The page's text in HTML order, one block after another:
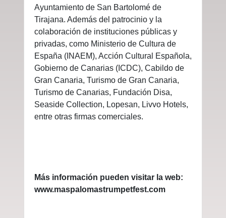
Ayuntamiento de San Bartolomé de
Tirajana. Además del patrocinio y la
colaboración de instituciones públicas y
privadas, como Ministerio de Cultura de
España (INAEM), Acción Cultural Española,
Gobierno de Canarias (ICDC), Cabildo de
Gran Canaria, Turismo de Gran Canaria,
Turismo de Canarias, Fundación Disa,
Seaside Collection, Lopesan, Livvo Hotels,
entre otras firmas comerciales.
Más información pueden visitar la web:
www.maspalomastrumpetfest.com